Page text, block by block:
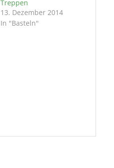
Treppen
13. Dezember 2014
In "Basteln"